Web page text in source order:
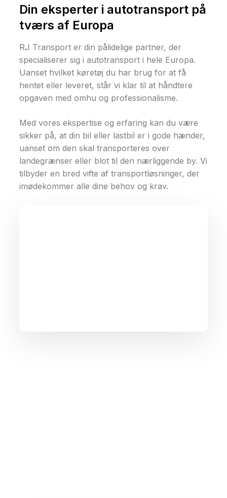
Din eksperter i autotransport på
tværs af Europa
RJ Transport er din pålidelige partner, der
specialiserer sig i autotransport i hele Europa.
Uanset hvilket køretøj du har brug for at få
hentet eller leveret, står vi klar til at håndtere
opgaven med omhu og professionalisme.
Med vores ekspertise og erfaring kan du være
sikker på, at din bil eller lastbil er i gode hænder,
uanset om den skal transporteres over
landegrænser eller blot til den nærliggende by. Vi
tilbyder en bred vifte af transportløsninger, der
imødekommer alle dine behov og krav.